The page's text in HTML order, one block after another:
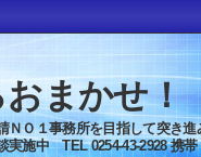
おまかせ
に建設業許可
施中 TEL 0254-43-2928 携帯